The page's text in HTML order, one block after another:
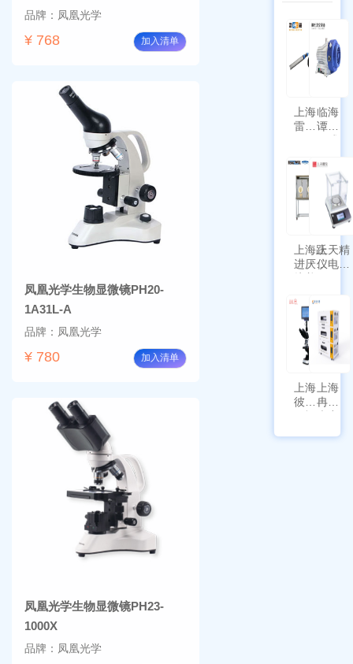
品牌：凤凰光学
¥ 768 加入清单
凤凰光学生物显微镜PH20-
1A31L-A
品牌：凤凰光学
¥ 780 加入清单
凤凰光学生物显微镜PH23-
1000X
品牌：凤凰光学
上海
雷磁
符合
新国
标带
功能
临海
谭氏
干式
泵
SPL-
10
上海跃
进厌氧
培养箱
III-T
上天精
仪电子
带审计
追踪功
能
上海
彼爱
姆视
上海
冉绘
大容